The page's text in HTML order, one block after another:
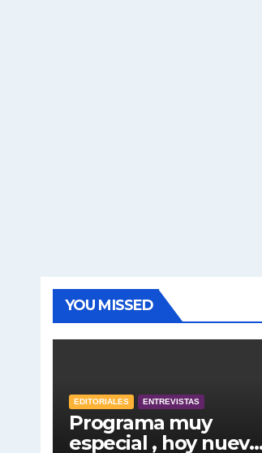
YOU MISSED
EDITORIALES ENTREVISTAS
Programa muy
especial , hoy nuevo